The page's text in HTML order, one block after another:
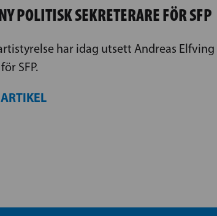
POLITISK SEKRETERARE FÖR SFP
har idag utsett Andreas Elfving
SFP.